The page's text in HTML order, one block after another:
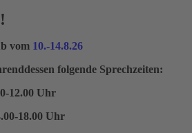
vom 10.-14.8.26
folgende Sprechzeiten:
12.00 Uhr
18.00 Uhr